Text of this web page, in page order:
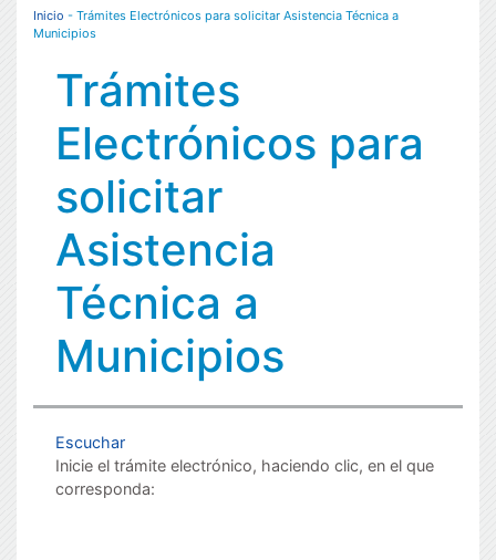
Inicio - Trámites Electrónicos para solicitar Asistencia Técnica a
Municipios
Trámites
Electrónicos para
solicitar
Asistencia
Técnica a
Municipios
Escuchar
Inicie el trámite electrónico, haciendo clic, en el que
corresponda: